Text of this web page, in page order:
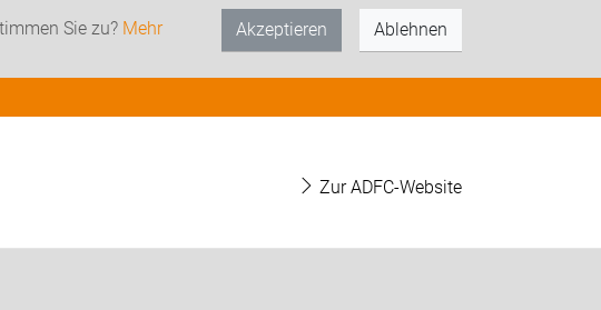
Sie zu? Mehr
Akzeptieren Ablehnen
Zur ADFC-Website